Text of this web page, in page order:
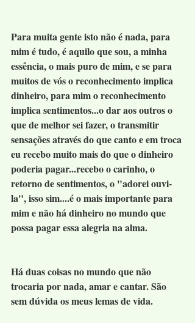
Para muita gente isto não é nada, para
mim é tudo, é aquilo que sou, a minha
essência, o mais puro de mim, e se para
muitos de vós o reconhecimento implica
dinheiro, para mim o reconhecimento
implica sentimentos...o dar aos outros o
que de melhor sei fazer, o transmitir
sensações através do que canto e em troca
eu recebo muito mais do que o dinheiro
poderia pagar...recebo o carinho, o
retorno de sentimentos, o "adorei ouvi-
la", isso sim....é o mais importante para
mim e não há dinheiro no mundo que
possa pagar essa alegria na alma.
Há duas coisas no mundo que não
trocaria por nada, amar e cantar. São
sem dúvida os meus lemas de vida.